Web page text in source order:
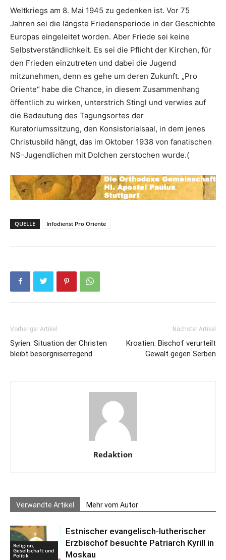
Weltkriegs am 8. Mai 1945 zu gedenken ist. Vor 75
Jahren sei die längste Friedensperiode in der Geschichte
Europas eingeleitet worden. Aber Friede sei keine
Selbstverständlichkeit. Es sei die Pflicht der Kirchen, für
den Frieden einzutreten und dabei die Jugend
mitzunehmen, denn es gehe um deren Zukunft. „Pro
Oriente“ habe die Chance, in diesem Zusammenhang
öffentlich zu wirken, unterstrich Stingl und verwies auf
die Bedeutung des Tagungsortes der
Kuratoriumssitzung, den Konsistorialsaal, in dem jenes
Christusbild hängt, das im Oktober 1938 von fanatischen
NS-Jugendlichen mit Dolchen zerstochen wurde.(
QUELLE Infodienst Pro Oriente
Vorheriger Artikel
Syrien: Situation der Christen
bleibt besorgniserregend
Nächster Artikel
Kroatien: Bischof verurteilt
Gewalt gegen Serben
Redaktion
Verwandte Artikel Mehr vom Autor
Religion,
Gesellschaft und
Politik
Estnischer evangelisch-lutherischer
Erzbischof besuchte Patriarch Kyrill in
Moskau